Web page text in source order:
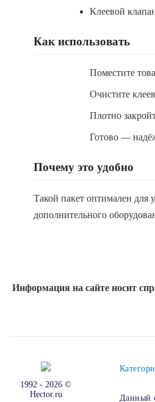
Клеевой
Как использовать
Поместите
Очистите
Плотно
Готово —
Почему это удобно
Такой пакет оптимален для
дополнительного
Информация на сайте носит
1992 - 2026 ©
Hector.ru
Данный